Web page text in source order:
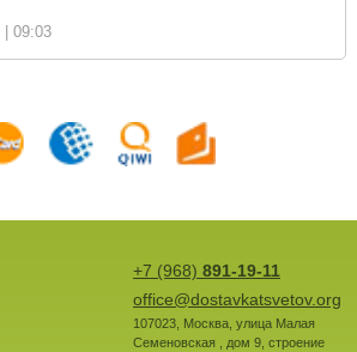
09:03
+7 (968) 891-19-11
office@dostavkatsvetov.org
107023, Москва, улица Малая
Семеновская , дом 9, строение